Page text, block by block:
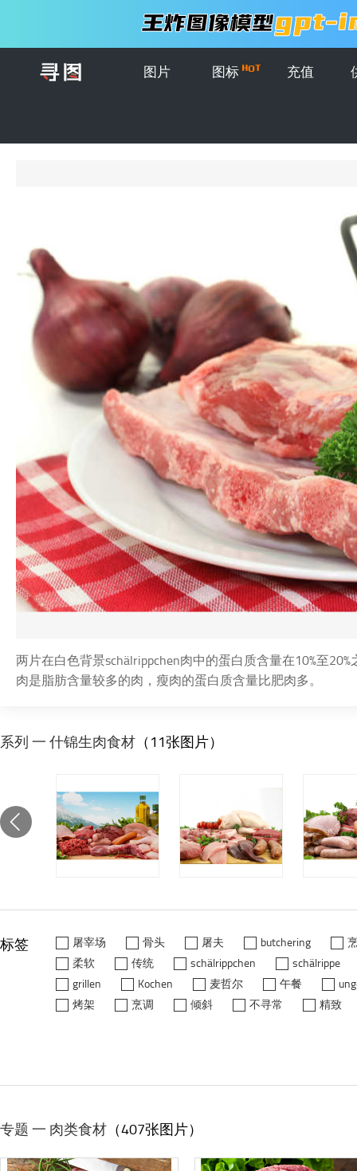
图片 图标 充值
两片在白色背景schälrippchen肉中的蛋白质含量在10%至
肉是脂肪含量较多的肉，瘦肉的蛋白质含量比肥肉多。
系列 一 什锦生肉食材 （11张图片）
标签 屠宰场 骨头 屠夫 butchering
柔软
传统 schälrippchen
schälrippe
grillen
Kochen 麦哲尔 午餐
烤架
烹调 倾斜 不寻常 精致
专题 一 肉类食材 （407张图片）